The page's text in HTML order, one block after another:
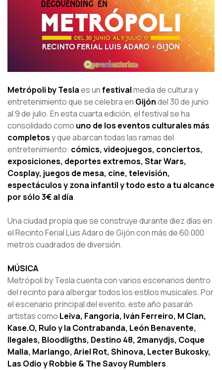
Metrópoli by Teslaes unfestivalmedia de cultura y
entretenimiento que se celebra en Gijóndel 30 de junio
al 9 de julio. En esta cuarta edición, el festival se ha
consolidado como uno de los eventos culturales más
completosy que abarcan todas las ramas del
entretenimiento: cómics, videojuegos, conciertos,
exposiciones, deportes extremos, Star Wars,
Cosplay, juegos de mesa, cine, televisión,
espectáculos y zona infantil y todo esto a tu alcance
por sólo 3€ al día.
Una ciudad propia que se construye durante diez días en
el Recinto Ferial Luis Adaro de Gijón con más de 60.000
metros cuadrados de diversión.
MÚSICA
Metrópoli by Tesla cuenta con varios escenarios dentro
del recinto para albergar todos los estilos musicales. Por
el escenario principal del evento, este año pasarán
artistas como Leiva, Fangoria, Iván Ferreiro, M Clan,
Kase.O, Rulo y la Contrabanda, León Benavente,
Ilegales, Bloodligths, Destino 48, 2manydjs, Coque
Malla, Marlango, Ariel Rot, Shinova, Lecter Bukosky,
Las Odio y Robbie & The Savoy Rumblers.